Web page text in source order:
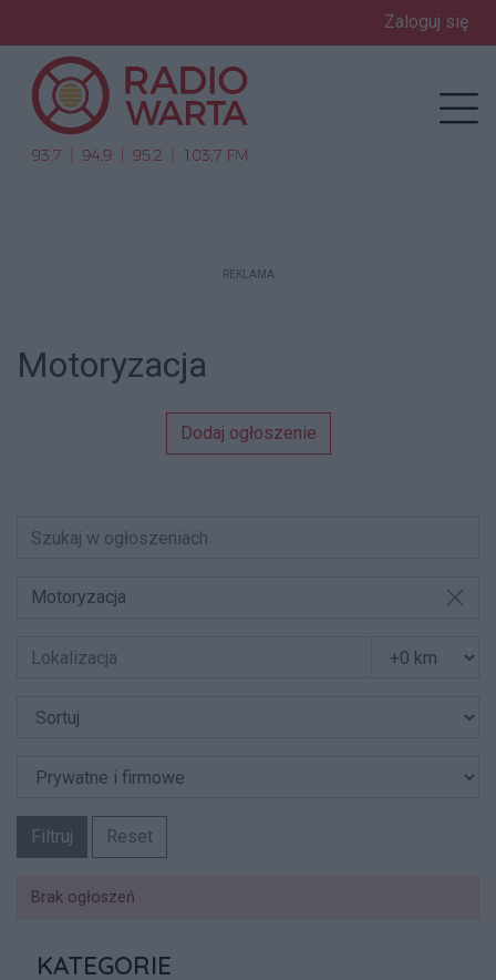
Zaloguj się
REKLAMA
Motoryzacja
Dodaj ogłoszenie
Motoryzacja
Filtruj Reset
Brak ogłoszeń
KATEGORIE